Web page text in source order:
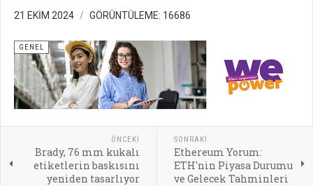
21 EKIM 2024 GÖRÜNTÜLEME: 16686
GENEL
ÖNCEKI
Brady, 76 mm kukalı
etiketlerin baskısını
yeniden tasarlıyor
SONRAKI
Ethereum Yorum:
ETH'nin Piyasa Durumu
ve Gelecek Tahminleri